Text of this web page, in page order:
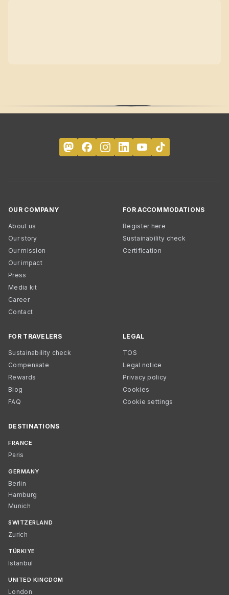
OUR COMPANY
About us
Our story
Our mission
Our impact
Press
Media kit
Career
Contact
FOR ACCOMMODATIONS
Register here
Sustainability check
Certification
FOR TRAVELERS
Sustainability check
Compensate
Rewards
Blog
FAQ
LEGAL
TOS
Legal notice
Privacy policy
Cookies
Cookie settings
DESTINATIONS
FRANCE
Paris
GERMANY
Berlin
Hamburg
Munich
SWITZERLAND
Zurich
TÜRKIYE
Istanbul
UNITED KINGDOM
London